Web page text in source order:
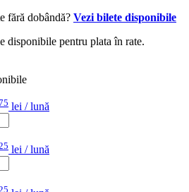
fără dobândă? Vezi bilete disponibile
disponibile pentru plata în rate.
lei / lună
lei / lună